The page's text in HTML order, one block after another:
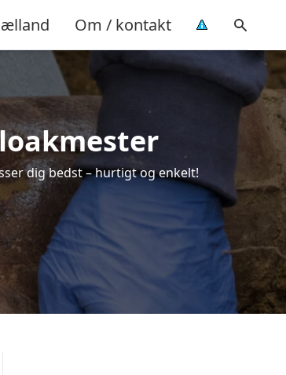
Om / kontakt
dig bedst – hurtigt og enkelt!